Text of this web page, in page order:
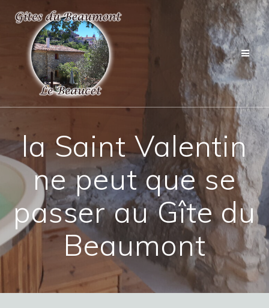
la Saint Valentin
ne peut que se
passer au Gîte du
Beaumont